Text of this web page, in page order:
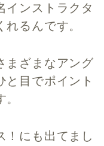
インストラクタ
るんです。
まざまなアング
と目でポイント
！にも出てまし